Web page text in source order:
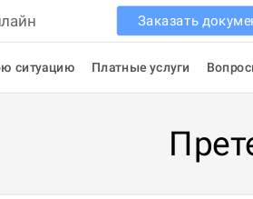
Заказать
ситуацию Платные услуги